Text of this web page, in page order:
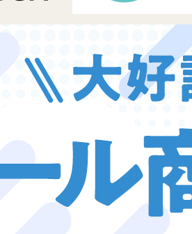
TJ MOOK『好き嫌いゼロに！ 給食の先生
『MonoMax』3月号特別付録「コールマン
『猫と仲良くお喋りしていたら、王子様に
TJ MOOK『はじめてのZINE』に関するお詫
NP後払い手数料の改定に関するお知らせ